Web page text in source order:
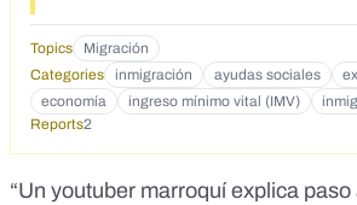
Topics Migración
Categories
inmigración ayudas sociales
economía
ingreso mínimo vital (IMV)
Reports2
“Un youtuber marroquí explica